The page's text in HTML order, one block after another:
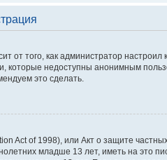
от того, как администратор
которые недоступны анонимным
это сделать.
Act of 1998), или Акт о защите
младше 13 лет, иметь на это